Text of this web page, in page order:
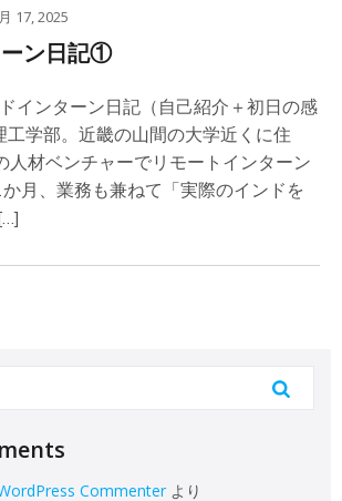
17, 2025
ン日記①
インターン日記（自己紹介＋初日の感
工学部。近畿の山間の大学近くに住
人材ベンチャーでリモートインターン
月、業務も兼ねて「実際のインドを
Commenter より